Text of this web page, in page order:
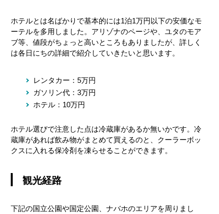
ホテルとは名ばかりで基本的には1泊1万円以下の安価なモ
ーテルを多用しました。アリゾナのページや、ユタのモア
ブ等、値段がちょっと高いところもありましたが、詳しく
は各日にちの詳細で紹介していきたいと思います。
レンタカー：5万円
ガソリン代：3万円
ホテル：10万円
ホテル選びで注意した点は冷蔵庫があるか無いかです。冷
蔵庫があれば飲み物がまとめて買えるのと、クーラーボッ
クスに入れる保冷剤を凍らせることができます。
観光経路
下記の国立公園や国定公園、ナバホのエリアを周りまし